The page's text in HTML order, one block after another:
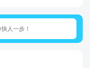
人一步！